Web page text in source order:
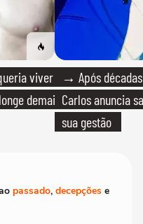
viver
demais
→ Após
Carlos anuncia
sua gestão
passado, decepções e